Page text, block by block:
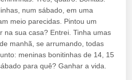
num sábado, em uma
meio parecidas. Pintou um
na sua casa? Entrei. Tinha umas
manhã, se arrumando, todas
meninas bonitinhas de 14, 15
para quê? Ganhar a vida.